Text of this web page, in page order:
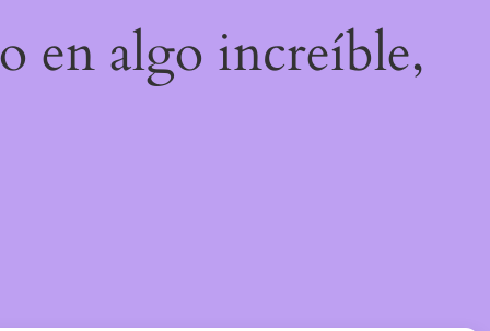
en algo increíble,